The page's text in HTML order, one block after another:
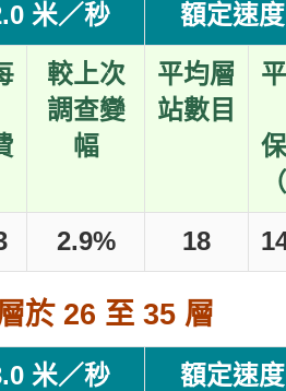
米／秒 額定速
較上次
調查變
幅
平均層
站數目
2.9% 18
於 26 至 35 層
米／秒 額定速